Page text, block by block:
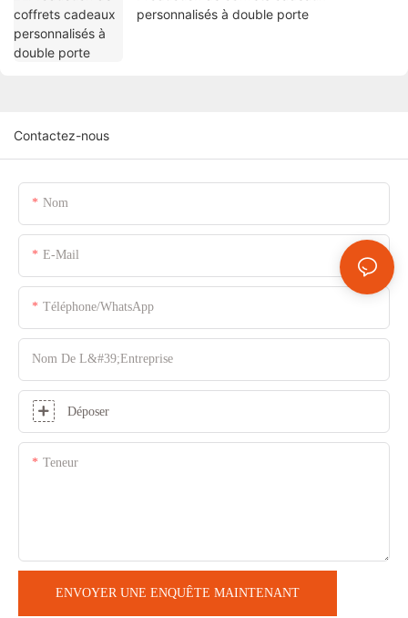
personnalisés à double porte
Contactez-nous
Nom
E-Mail
Téléphone/WhatsApp
Nom De L&#39;entreprise
Déposer
Teneur
ENVOYER UNE ENQUÊTE MAINTENANT